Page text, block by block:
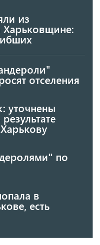
из
Харьковщине:
отселения
уточнены
по
в
есть